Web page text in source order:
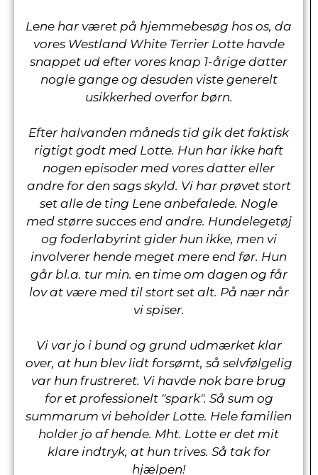
Lene har været på hjemmebesøg hos os, da
vores Westland White Terrier Lotte havde
snappet ud efter vores knap 1-årige datter
nogle gange og desuden viste generelt
usikkerhed overfor børn.
Efter halvanden måneds tid gik det faktisk
rigtigt godt med Lotte. Hun har ikke haft
nogen episoder med vores datter eller
andre for den sags skyld. Vi har prøvet stort
set alle de ting Lene anbefalede. Nogle
med større succes end andre. Hundelegetøj
og foderlabyrint gider hun ikke, men vi
involverer hende meget mere end før. Hun
går bl.a. tur min. en time om dagen og får
lov at være med til stort set alt. På nær når
vi spiser.
Vi var jo i bund og grund udmærket klar
over, at hun blev lidt forsømt, så selvfølgelig
var hun frustreret. Vi havde nok bare brug
for et professionelt "spark". Så sum og
summarum vi beholder Lotte. Hele familien
holder jo af hende. Mht. Lotte er det mit
klare indtryk, at hun trives. Så tak for
hjælpen!